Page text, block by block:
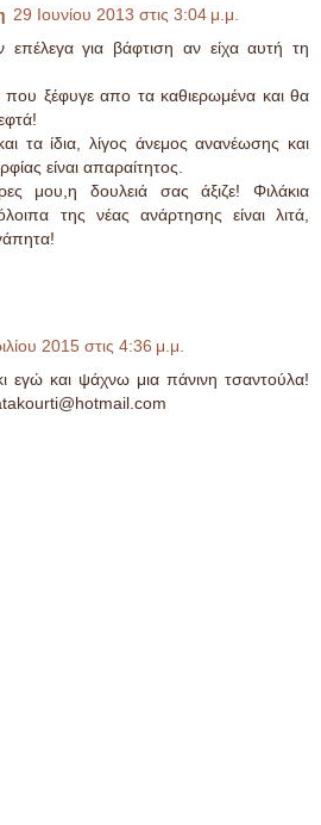
29 Ιουνίου 2013 στις 3:04 μ.μ.
επέλεγα για βάφτιση αν είχα αυτή τη
ξέφυγε απο τα καθιερωμένα και θα
τα ίδια, λίγος άνεμος ανανέωσης και
είναι απαραίτητος.
μου,η δουλειά σας άξιζε! Φιλάκια
της νέας ανάρτησης είναι λιτά,
2015 στις 4:36 μ.μ.
εγώ και ψάχνω μια πάνινη τσαντούλα!